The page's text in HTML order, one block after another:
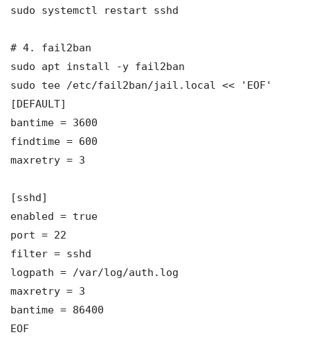
sudo systemctl restart sshd
# 4. fail2ban
sudo apt install -y fail2ban
sudo tee /etc/fail2ban/jail.local << 'EOF'
[DEFAULT]
bantime = 3600
findtime = 600
maxretry = 3
[sshd]
enabled = true
port = 22
filter = sshd
logpath = /var/log/auth.log
maxretry = 3
bantime = 86400
EOF